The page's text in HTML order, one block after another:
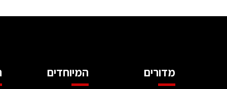
מדורים המיוחדים